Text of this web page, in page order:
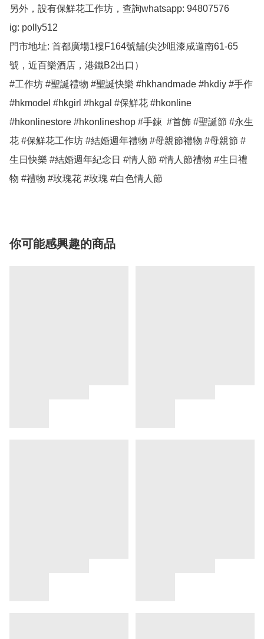
另外，設有保鮮花工作坊，查詢whatsapp: 94807576
ig: polly512
門市地址: 首都廣場1樓F164號舖(尖沙咀漆咸道南61-65
號，近百樂酒店，港鐵B2出口）
#工作坊 #聖誕禮物 #聖誕快樂 #hkhandmade #hkdiy #手作
#hkmodel #hkgirl #hkgal #保鮮花 #hkonline
#hkonlinestore #hkonlineshop #手錬  #首飾 #聖誕節 #永生
花 #保鮮花工作坊 #結婚週年禮物 #母親節禮物 #母親節 #
生日快樂 #結婚週年紀念日 #情人節 #情人節禮物 #生日禮
物 #禮物 #玫瑰花 #玫瑰 #白色情人節
你可能感興趣的商品